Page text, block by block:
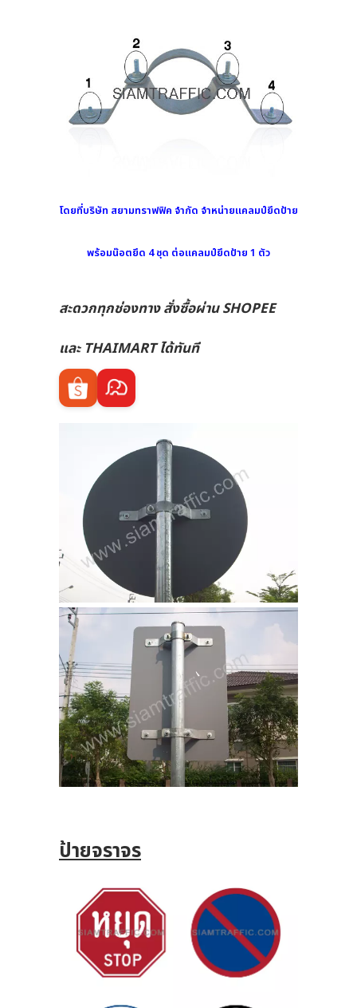
โดยที่บริษัท สยามทราฟฟิค จำกัด จำหน่ายแคลมป์ยึดป้าย
พร้อมน๊อตยึด 4 ชุด ต่อแคลมป์ยึดป้าย 1 ตัว
สะดวกทุกช่องทาง สั่งซื้อผ่าน SHOPEE
และ THAIMART ได้ทันที
ป้ายจราจร